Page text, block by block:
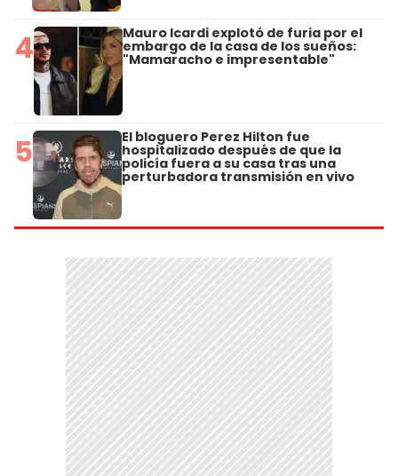
4 Mauro Icardi explotó de furia por el
embargo de la casa de los sueños:
"Mamaracho e impresentable"
5 El bloguero Perez Hilton fue
hospitalizado después de que la
policía fuera a su casa tras una
perturbadora transmisión en vivo